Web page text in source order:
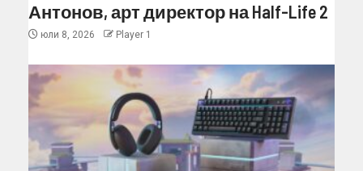
Антонов, арт директор на Half-Life 2
юли 8, 2026 Player 1